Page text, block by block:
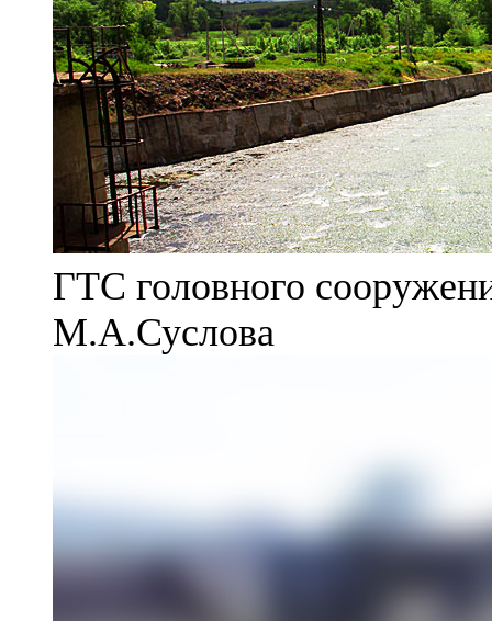
ГТС головного
М.А.Суслова